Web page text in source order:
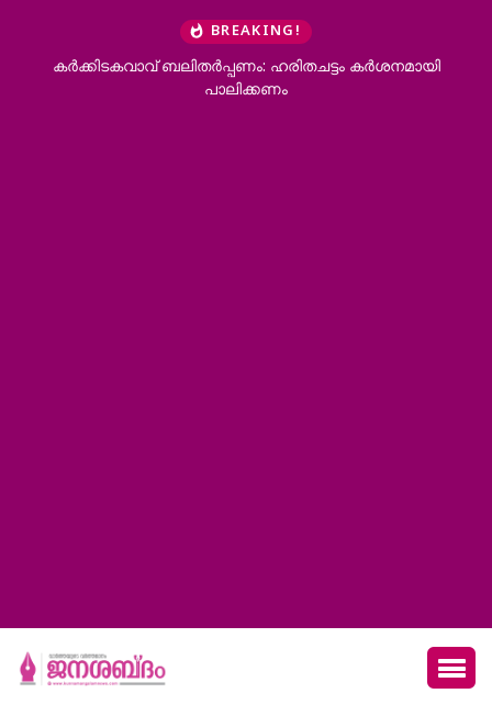
BREAKING!
കര്‍ക്കിടകവാവ് ബലിതര്‍പ്പണം: ഹരിതചട്ടം കര്‍ശനമായി
പാലിക്കണം